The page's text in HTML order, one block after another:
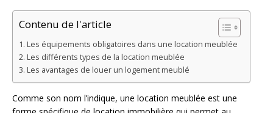
Contenu de l'article
Les équipements obligatoires dans une location meublée
Les différents types de la location meublée
Les avantages de louer un logement meublé
Comme son nom l’indique, une location meublée est une